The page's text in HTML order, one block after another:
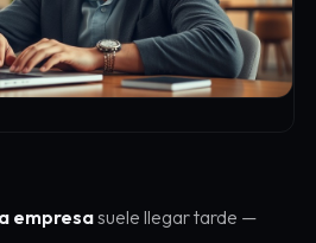
empresasuele llegar tarde —